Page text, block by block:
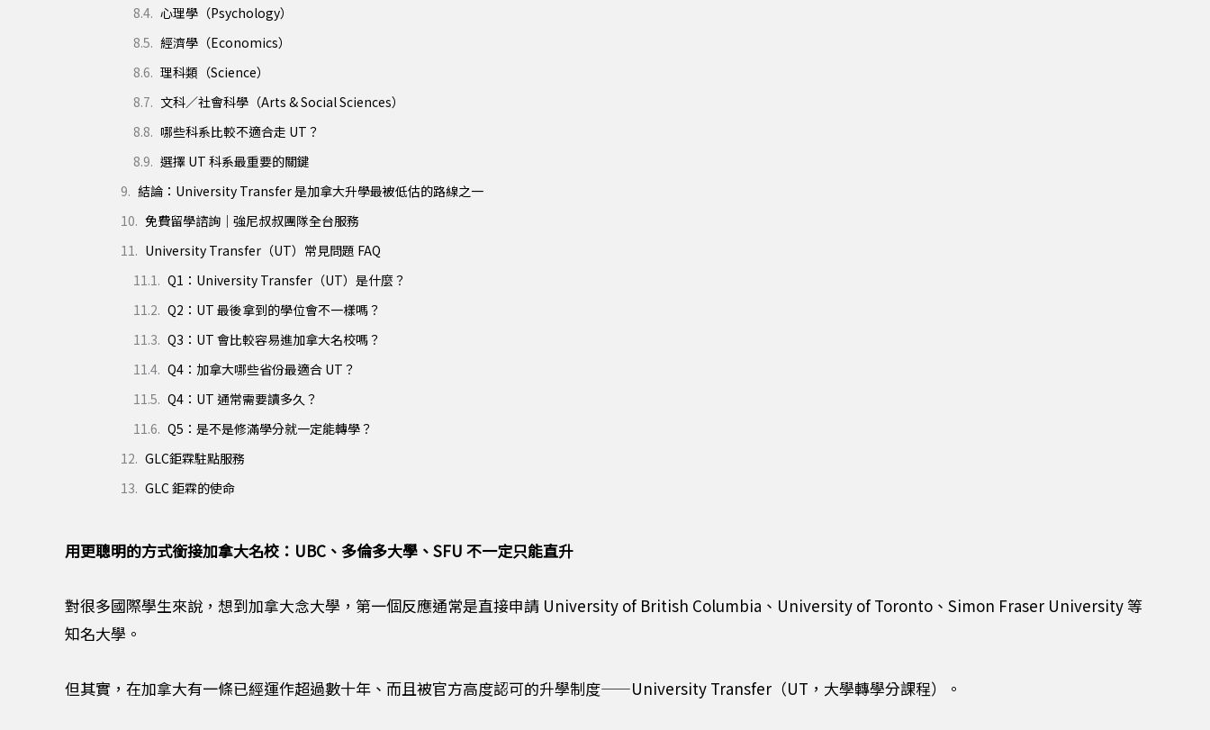
心理學（Psychology）
經濟學（Economics）
理科類（Science）
文科／社會科學（Arts & Social Sciences）
哪些科系比較不適合走 UT？
選擇 UT 科系最重要的關鍵
結論：University Transfer 是加拿大升學最被低估的路線之一
免費留學諮詢｜強尼叔叔團隊全台服務
University Transfer（UT）常見問題 FAQ
Q1：University Transfer（UT）是什麼？
Q2：UT 最後拿到的學位會不一樣嗎？
Q3：UT 會比較容易進加拿大名校嗎？
Q4：加拿大哪些省份最適合 UT？
Q4：UT 通常需要讀多久？
Q5：是不是修滿學分就一定能轉學？
GLC鉅霖駐點服務
GLC 鉅霖的使命
用更聰明的方式銜接加拿大名校：UBC、多倫多大學、SFU 不一定只能直升
對很多國際學生來說，想到加拿大念大學，第一個反應通常是直接申請 University of British Columbia、University of Toronto、Simon Fraser University 等
知名大學。
但其實，在加拿大有一條已經運作超過數十年、而且被官方高度認可的升學制度——University Transfer（UT，大學轉學分課程）。